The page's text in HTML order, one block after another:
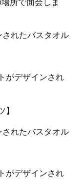
所で面会しま
れたバスタオル
がデザインされ
れたバスタオル
がデザインされ